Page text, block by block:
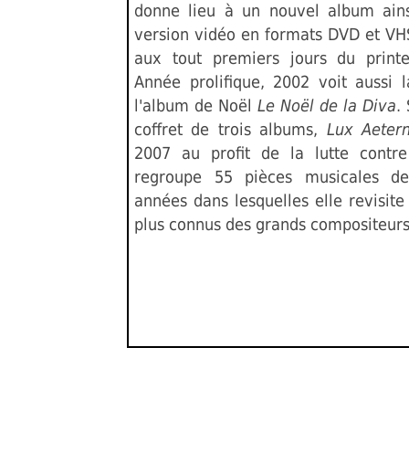
donne lieu à un nouvel album
version vidéo en formats DVD et
aux tout premiers jours du
Année prolifique, 2002 voit aussi
l'album de Noël Le Noël de la Diva.
coffret de trois albums, Lux
2007 au profit de la lutte
regroupe 55 pièces musicales
années dans lesquelles elle
plus connus des grands